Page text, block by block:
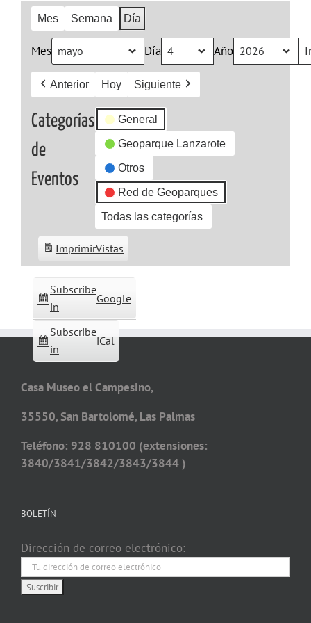
Mes Semana Día
Mes Día Año
Anterior Hoy Siguiente
Categorías
de
Eventos
General
Geoparque Lanzarote
Otros
Red de Geoparques
Todas las categorías
Subscribe
in
Google
Subscribe
in
iCal
ImprimirVistas
Casa Museo el Campesino,
35550, San Bartolomé, Las Palmas
Teléfono: 928 810100 (extensiones:
3840/3841/3842/3843/3844 )
BOLETÍN
Dirección de correo electrónico: